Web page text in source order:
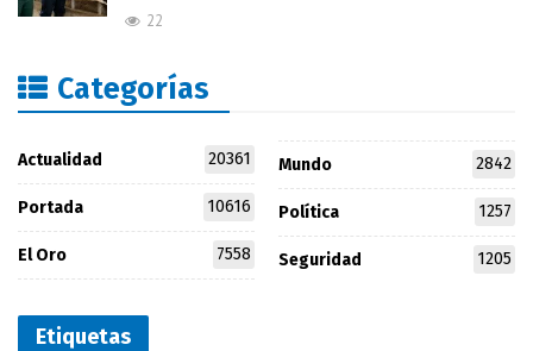
22
Categorías
Actualidad 20361
Portada 10616
El Oro 7558
Mundo 2842
Política 1257
Seguridad 1205
Etiquetas